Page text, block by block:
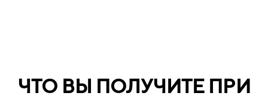
ЧТО ВЫ ПОЛУЧИТЕ ПРИ